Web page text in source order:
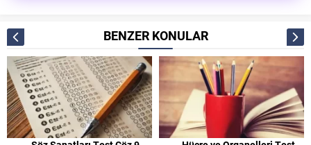
BENZER KONULAR